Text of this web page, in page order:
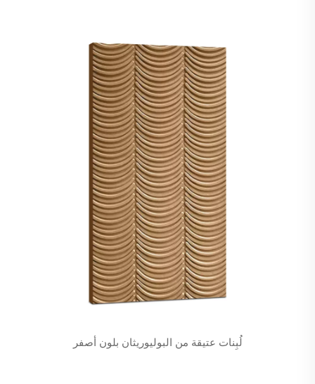
لُبِنات عتيقة من البوليوريثان بلون أصفر